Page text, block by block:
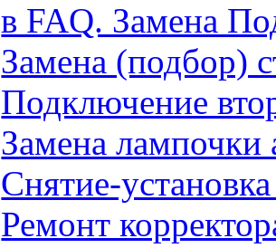
в FAQ. Замена
Замена (подбор)
Подключение
Замена лампочки
Снятие-
Ремонт